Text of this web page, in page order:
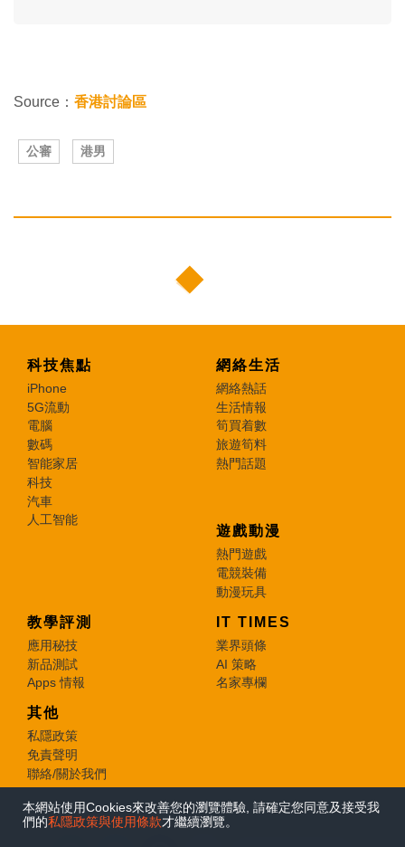
本網站使用Cookies來改善您的瀏覽體驗, 請確定您同意及接受我
們的私隱政策與使用條款才繼續瀏覽。
Source： 香港討論區
公審 港男
科技焦點
iPhone
5G流動
電腦
數碼
智能家居
科技
汽車
人工智能
網絡生活
網絡熱話
生活情報
筍買着數
旅遊筍料
熱門話題
遊戲動漫
熱門遊戲
電競裝備
動漫玩具
教學評測
應用秘技
新品測試
Apps 情報
IT TIMES
業界頭條
AI 策略
名家專欄
其他
私隱政策
免責聲明
聯絡/關於我們
© 2026 e-zone. All Rights Reserved.